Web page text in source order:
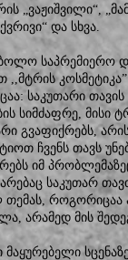
და სხვა.
საპრემიერო
საკუთარი თავის
სიმძაფრე, მისი
გვაფიქრებს,
ჩვენს თავს
იმ
საკუთარ
თემას,
არამედ მის